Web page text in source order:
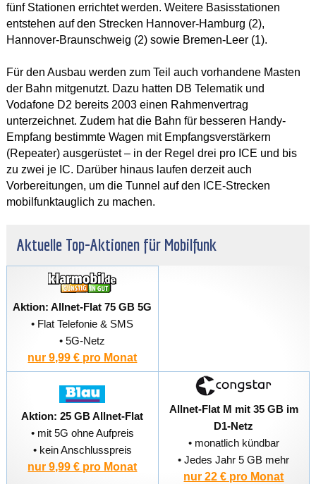
fünf Stationen errichtet werden. Weitere Basisstationen
entstehen auf den Strecken Hannover-Hamburg (2),
Hannover-Braunschweig (2) sowie Bremen-Leer (1).
Für den Ausbau werden zum Teil auch vorhandene Masten
der Bahn mitgenutzt. Dazu hatten DB Telematik und
Vodafone D2 bereits 2003 einen Rahmenvertrag
unterzeichnet. Zudem hat die Bahn für besseren Handy-
Empfang bestimmte Wagen mit Empfangsverstärkern
(Repeater) ausgerüstet – in der Regel drei pro ICE und bis
zu zwei je IC. Darüber hinaus laufen derzeit auch
Vorbereitungen, um die Tunnel auf den ICE-Strecken
mobilfunktauglich zu machen.
Aktuelle Top-Aktionen für Mobilfunk
Aktion: Allnet-Flat 75 GB 5G
• Flat Telefonie & SMS
• 5G-Netz
nur 9,99 € pro Monat
Aktion: 25 GB Allnet-Flat
• mit 5G ohne Aufpreis
• kein Anschlusspreis
nur 9,99 € pro Monat
Allnet-Flat M mit 35 GB im
D1-Netz
• monatlich kündbar
• Jedes Jahr 5 GB mehr
nur 22 € pro Monat